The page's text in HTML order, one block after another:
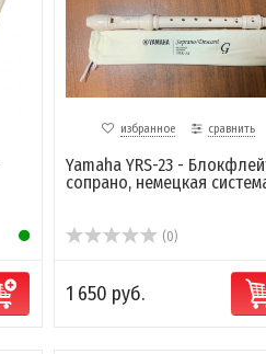
избранное сравнить
Yamaha YRS-23 -
сопрано, немецкая
(0)
1 650 руб.